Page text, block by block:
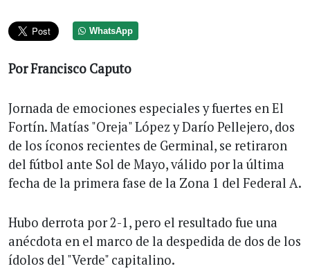
WhatsApp
Por Francisco Caputo
Jornada de emociones especiales y fuertes en El
Fortín. Matías "Oreja" López y Darío Pellejero, dos
de los íconos recientes de Germinal, se retiraron
del fútbol ante Sol de Mayo, válido por la última
fecha de la primera fase de la Zona 1 del Federal A.
Hubo derrota por 2-1, pero el resultado fue una
anécdota en el marco de la despedida de dos de los
ídolos del "Verde" capitalino.